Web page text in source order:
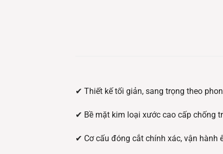
✔ Thiết kế tối giản, sang trọng theo
✔ Bề mặt kim loại xước cao cấp chống
✔ Cơ cấu đóng cắt chính xác, vận hành